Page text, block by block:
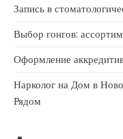
Запись в
Выбор гонгов:
Оформление
Нарколог на Дом в
Рядом